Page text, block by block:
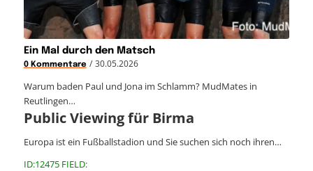
Ein Mal durch den Matsch
0 Kommentare / 30.05.2026
Warum baden Paul und Jona im Schlamm? MudMates in
Reutlingen…
Public Viewing für Birma
Europa ist ein Fußballstadion und Sie suchen sich noch ihren…
ID:12475 FIELD: